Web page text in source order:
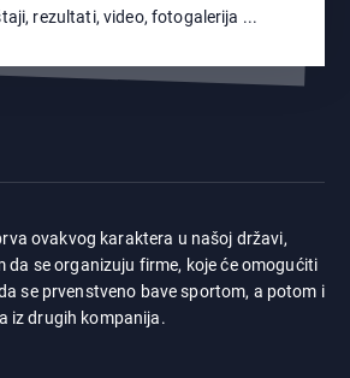
rezultati, video, fotogalerija ...
ovakvog karaktera u našoj državi,
da se organizuju firme, koje će omogućiti
se prvenstveno bave sportom, a potom i
iz drugih kompanija.